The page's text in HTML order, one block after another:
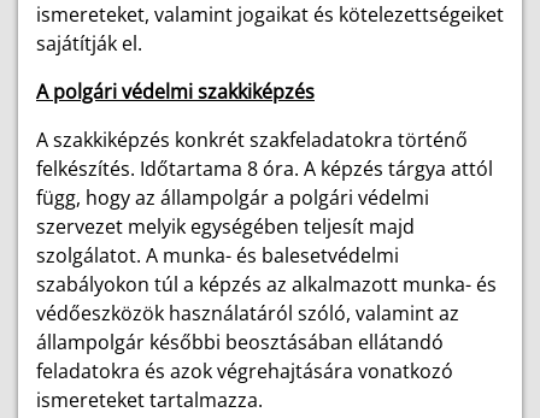
ismereteket, valamint jogaikat és kötelezettségeiket
sajátítják el.
A polgári védelmi szakkiképzés
A szakkiképzés konkrét szakfeladatokra történő
felkészítés. Időtartama 8 óra. A képzés tárgya attól
függ, hogy az állampolgár a polgári védelmi
szervezet melyik egységében teljesít majd
szolgálatot. A munka- és balesetvédelmi
szabályokon túl a képzés az alkalmazott munka- és
védőeszközök használatáról szóló, valamint az
állampolgár későbbi beosztásában ellátandó
feladatokra és azok végrehajtására vonatkozó
ismereteket tartalmazza.